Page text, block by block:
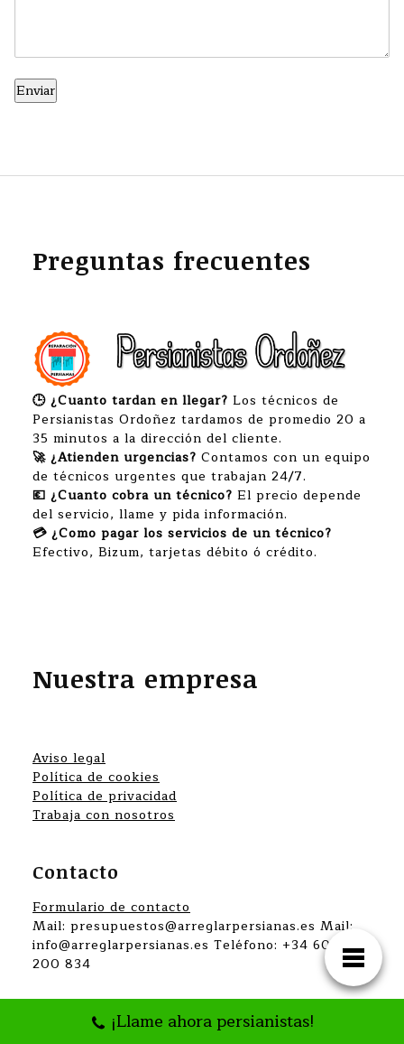
Preguntas frecuentes
🕒 ¿Cuanto tardan en llegar? Los técnicos de
Persianistas Ordoñez tardamos de promedio 20 a
35 minutos a la dirección del cliente.
🚀 ¿Atienden urgencias? Contamos con un equipo
de técnicos urgentes que trabajan 24/7.
💶 ¿Cuanto cobra un técnico? El precio depende
del servicio, llame y pida información.
💳 ¿Como pagar los servicios de un técnico?
Efectivo, Bizum, tarjetas débito ó crédito.
Nuestra empresa
Aviso legal
Política de cookies
Política de privacidad
Trabaja con nosotros
Contacto
Formulario de contacto
Mail: presupuestos@arreglarpersianas.es Mail:
info@arreglarpersianas.es Teléfono: +34 607
200 834
¡Llame ahora persianistas!